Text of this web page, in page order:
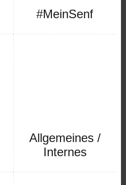
#MeinSenf
Allgemeines /
Internes